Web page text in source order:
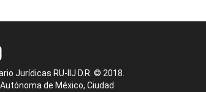
Jurídicas RU-IIJ D.R. © 2018.
de México, Ciudad